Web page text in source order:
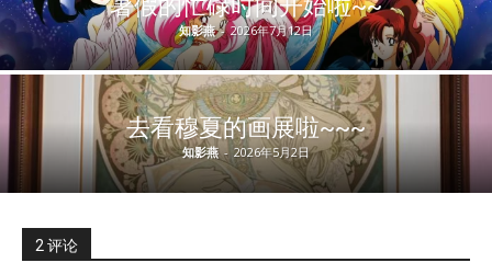
知影燕 - 2026年7月12日
去看穆夏的画展啦~~~
知影燕 - 2026年5月2日
2 评论